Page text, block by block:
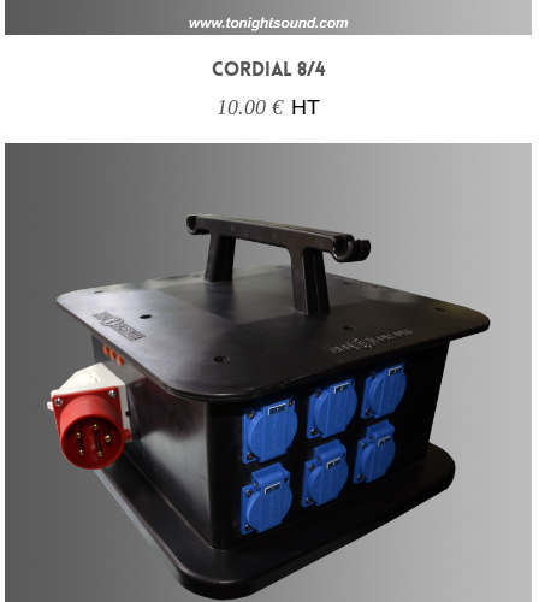
CORDIAL 8/4
10.00 € HT